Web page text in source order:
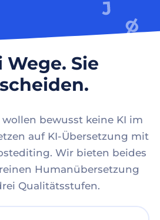
Wege. Sie
bewusst keine KI im
auf KI-Übersetzung mit
Wir bieten beides
Humanübersetzung
Qualitätsstufen.